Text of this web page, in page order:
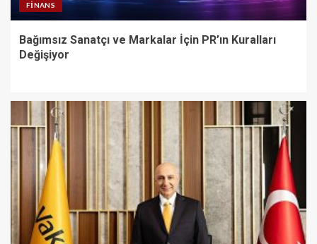
FINANS
Bağımsız Sanatçı ve Markalar İçin PR’ın Kuralları
Değişiyor